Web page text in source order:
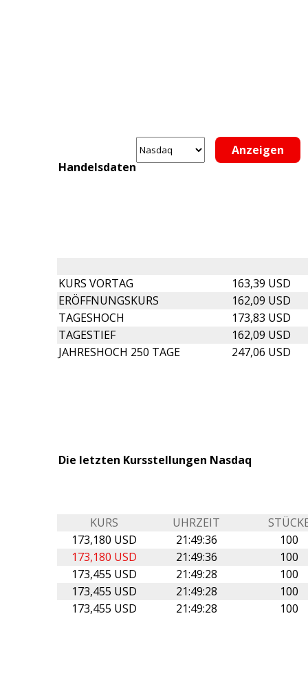
Handelsdaten
KURS VORTAG
163,39 USD
ERÖFFNUNGSKURS
162,09 USD
TAGESHOCH
173,83 USD
TAGESTIEF
162,09 USD
JAHRESHOCH 250 TAGE
247,06 USD
Die letzten Kursstellungen Nasdaq
KURS UHRZEIT
173,180 USD
21:49:36
100
173,180 USD
21:49:36
100
173,455 USD
21:49:28
100
173,455 USD
21:49:28
100
173,455 USD
21:49:28 100